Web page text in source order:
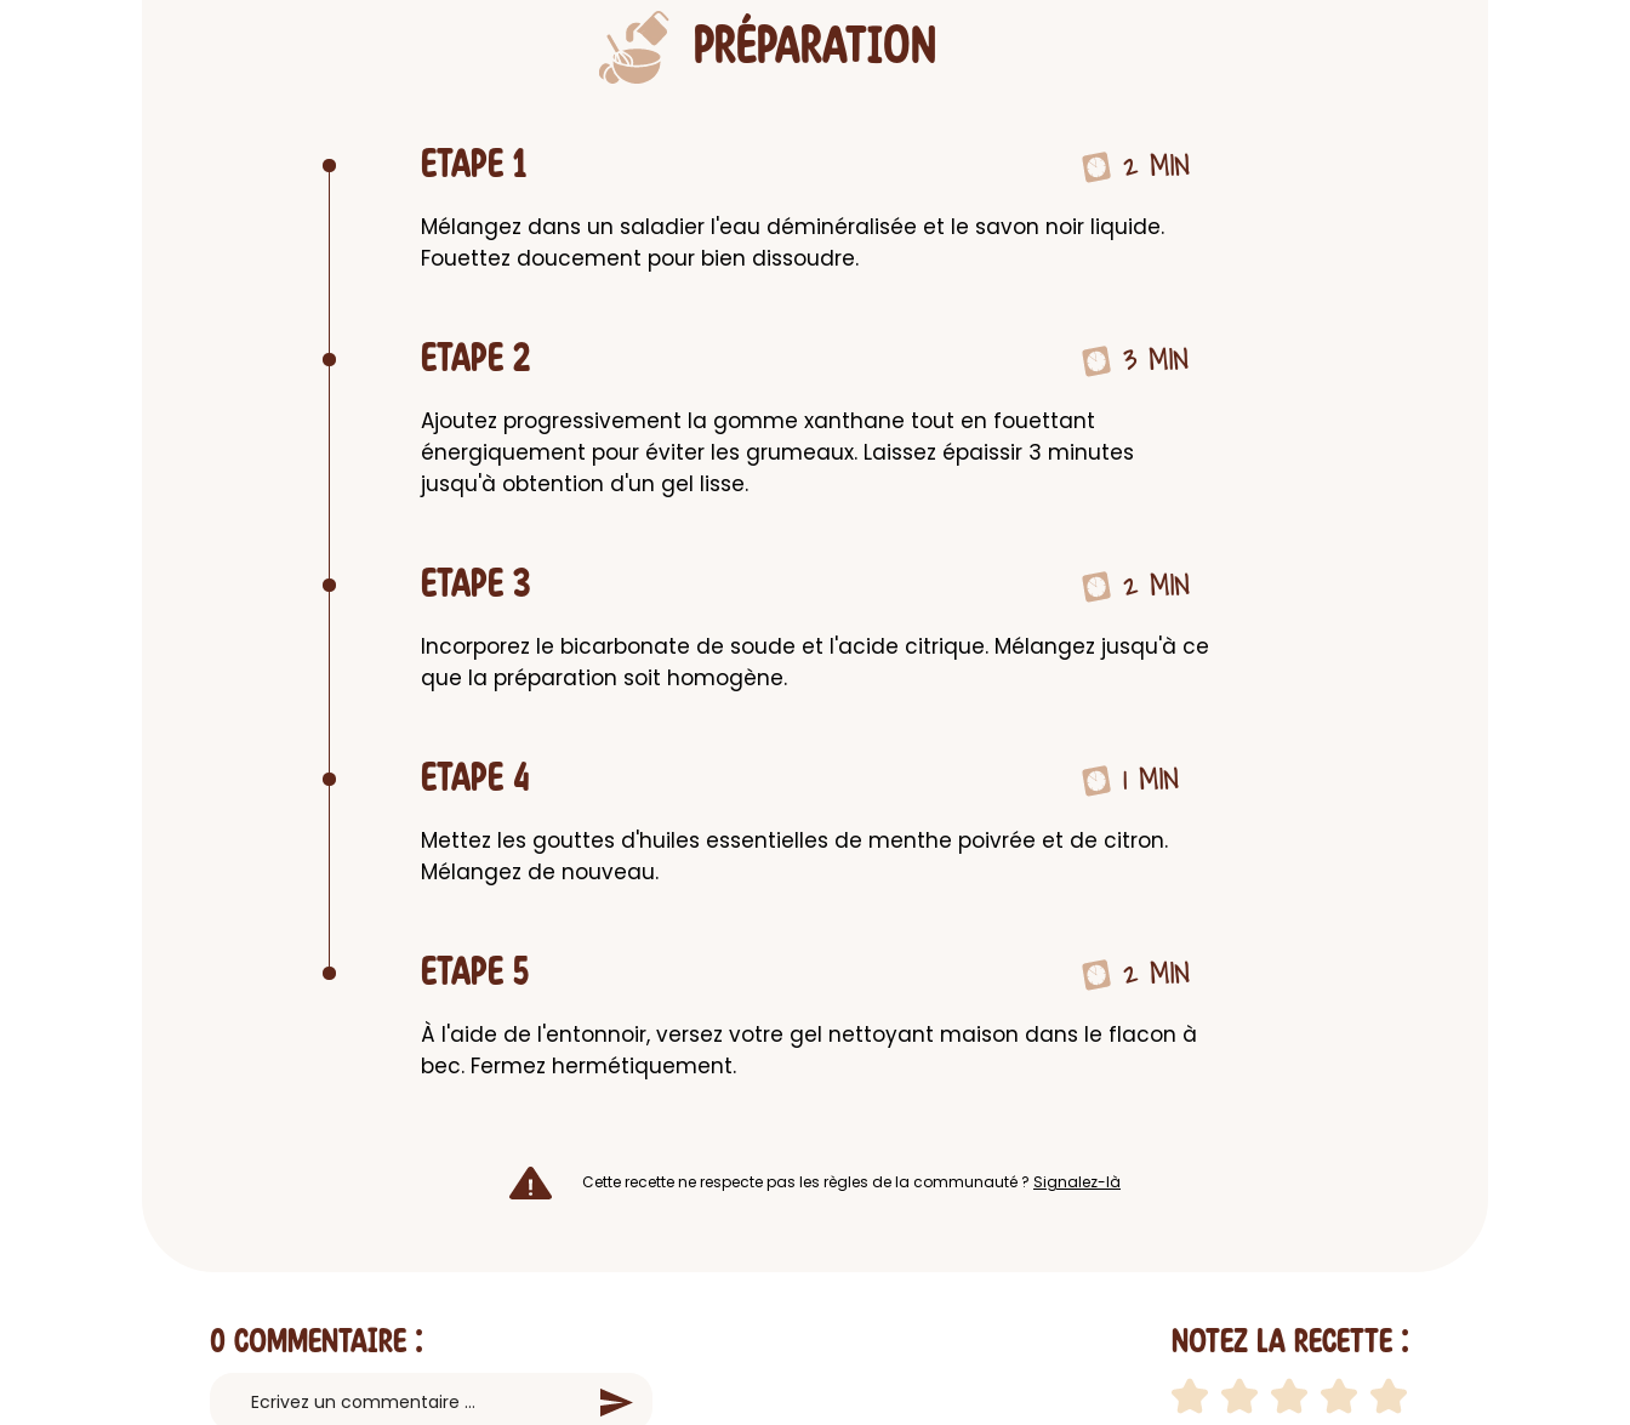
PRÉPARATION
ETAPE 1 2 MIN
Mélangez dans un saladier l'eau déminéralisée et le savon noir liquide.
Fouettez doucement pour bien dissoudre.
ETAPE 2 3 MIN
Ajoutez progressivement la gomme xanthane tout en fouettant
énergiquement pour éviter les grumeaux. Laissez épaissir 3 minutes
jusqu'à obtention d'un gel lisse.
ETAPE 3 2 MIN
Incorporez le bicarbonate de soude et l'acide citrique. Mélangez jusqu'à ce
que la préparation soit homogène.
ETAPE 4 1 MIN
Mettez les gouttes d'huiles essentielles de menthe poivrée et de citron.
Mélangez de nouveau.
ETAPE 5 2 MIN
À l'aide de l'entonnoir, versez votre gel nettoyant maison dans le flacon à
bec. Fermez hermétiquement.
Cette recette ne respecte pas les règles de la communauté ? Signalez-là
0 Commentaire : Notez la recette :